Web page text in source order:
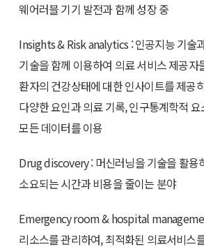
웨어러블 기기 발전과 함께 성장 중
Insights & Risk analytics : 인공지능 기술
기술을 함께 이용하여 의료 서비스 제공자
환자의 건강상태에 대한 인사이트를 제공
다양한 요인과 의료 기록, 인구통계학적
모든 데이터를 이용
Drug discovery : 머신러닝을 기술을 활용
소요되는 시간과 비용을 줄이는 분야
Emergency room & hospital
리소스를 관리하여, 최적화된 의료서비스